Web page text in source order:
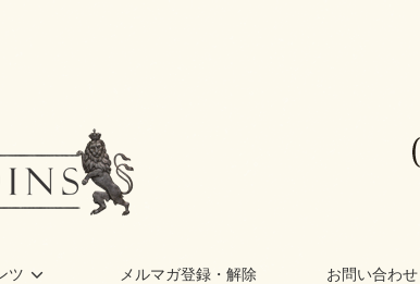
ツ メルマガ登録・解除 お問い合わせ